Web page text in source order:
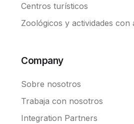
Centros turísticos
Zoológicos y actividades con
Company
Sobre nosotros
Trabaja con nosotros
Integration Partners